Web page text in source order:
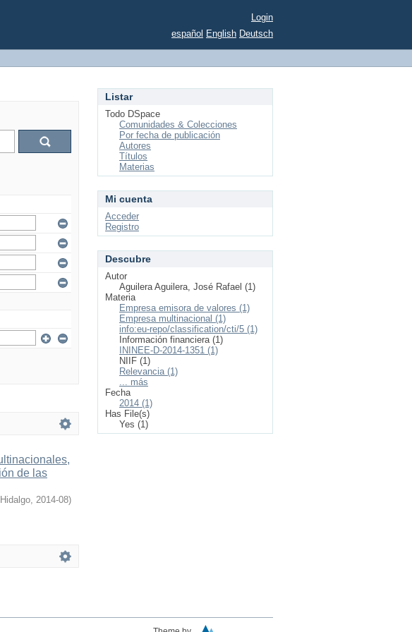
Login
español English Deutsch
de las
, 2014-08)
Listar
Todo DSpace
Comunidades & Colecciones
Por fecha de publicación
Autores
Títulos
Materias
Mi cuenta
Acceder
Registro
Descubre
Autor
Aguilera Aguilera, José Rafael (1)
Materia
Empresa emisora de valores (1)
Empresa multinacional (1)
info:eu-repo/classification/cti/5 (1)
Información financiera (1)
ININEE-D-2014-1351 (1)
NIIF (1)
Relevancia (1)
... más
Fecha
2014 (1)
Has File(s)
Yes (1)